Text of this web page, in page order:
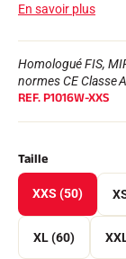
En savoir plus
Homologué FIS,
normes CE Classe
REF.P1016W-XXS
Taille
XXS (50)
XL (60)